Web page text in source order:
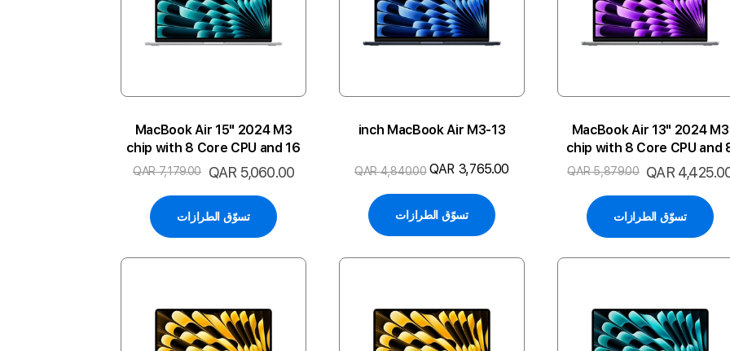
MacBook Air 13" 2024 M3
chip with 8 Core CPU and
Core GPU 16GB 512SSD
SG ENG
QAR
QAR 5,879.00
تسوّق الطرازات
13-inch MacBook Air M3
QAR 3,765.00
QAR 4,840.00
تسوّق الطرازات
MacBook Air 15" 2024 M3
chip with 8 Core CPU and 16
Core GPU 24GB 512SSD 2P-
SL ARA
السعر
QAR 5,060.00
QAR 7,179.00
تسوّق الطرازات